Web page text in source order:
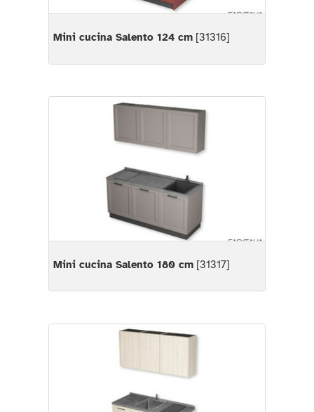
Mini cucina Salento 124 cm [31316]
Mini cucina Salento 180 cm [31317]